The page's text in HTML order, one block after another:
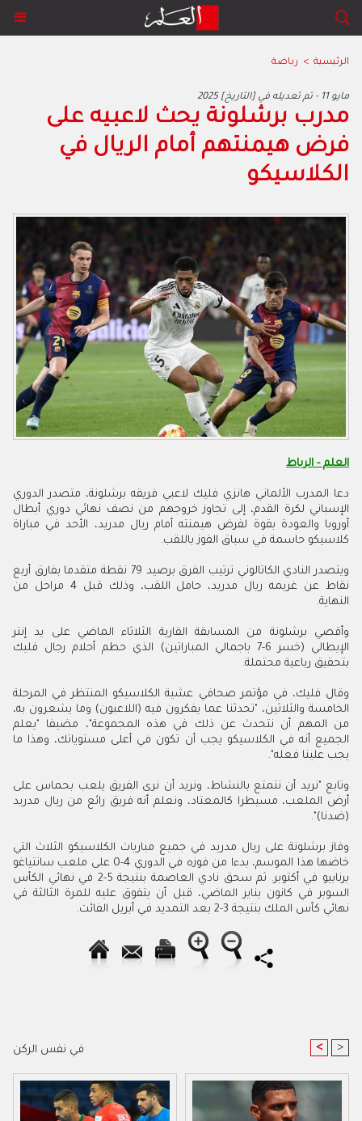
الرئيسية > رياضة
2025 مايو 11 - تم تعديله في [التاريخ]
مدرب برشلونة يحث لاعبيه على
فرض هيمنتهم أمام الريال في
الكلاسيكو
العلم - الرباط
دعا المدرب الألماني هانزي فليك لاعبي فريقه برشلونة، متصدر الدوري
الإسباني لكرة القدم، إلى تجاوز خروجهم من نصف نهائي دوري أبطال
أوروبا والعودة بقوة لفرض هيمنته أمام ريال مدريد، الأحد في مباراة
كلاسيكو حاسمة في سباق الفوز باللقب.
ويتصدر النادي الكاتالوني ترتيب الفرق برصيد 79 نقطة متقدما بفارق أربع
نقاط عن غريمه ريال مدريد، حامل اللقب، وذلك قبل 4 مراحل من
النهاية.
وأقصي برشلونة من المسابقة القارية الثلاثاء الماضي على يد إنتر
الإيطالي (خسر 6-7 باجمالي المباراتين) الذي حطم أحلام رجال فليك
بتحقيق رباعية محتملة.
وقال فليك، في مؤتمر صحافي عشية الكلاسيكو المنتظر في المرحلة
الخامسة والثلاثين، "تحدثنا عما يفكرون فيه (اللاعبون) وما يشعرون به،
من المهم أن نتحدث عن ذلك في هذه المجموعة"، مضيفا "يعلم
الجميع أنه في الكلاسيكو يجب أن تكون في أعلى مستوياتك، وهذا ما
يجب علينا فعله".
وتابع "نريد أن نتمتع بالنشاط، ونريد أن نرى الفريق يلعب بحماس على
أرض الملعب، مسيطرا كالمعتاد، ونعلم أنه فريق رائع من ريال مدريد
(ضدنا)".
وفاز برشلونة على ريال مدريد في جميع مباريات الكلاسيكو الثلاث التي
خاضها هذا الموسم، بدءا من فوزه في الدوري 4-0 على ملعب سانتياغو
برنابيو في أكتوبر. ثم سحق نادي العاصمة بنتيجة 5-2 في نهائي الكأس
السوبر في كانون يناير الماضي، قبل أن يتفوق عليه للمرة الثالثة في
نهائي كأس الملك بنتيجة 3-2 بعد التمديد في أبريل الفائت.
في نفس الركن < >